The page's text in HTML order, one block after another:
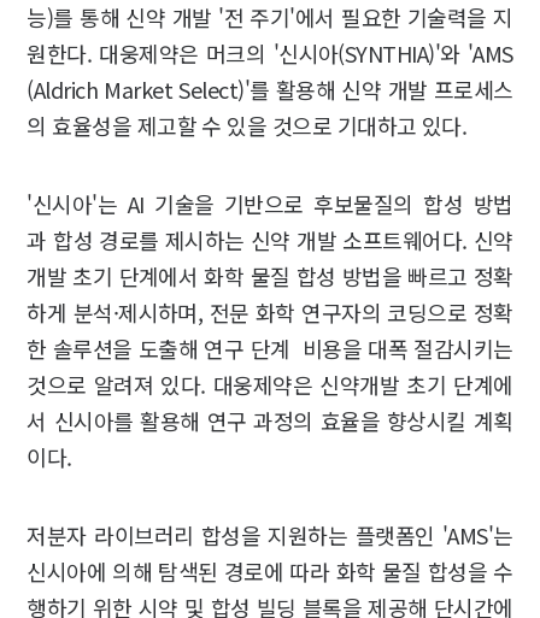
능)를 통해 신약 개발 '전 주기'에서 필요한 기술력을 지
원한다. 대웅제약은 머크의 '신시아(SYNTHIA)'와 'AMS
(Aldrich Market Select)'를 활용해 신약 개발 프로세스
의 효율성을 제고할 수 있을 것으로 기대하고 있다.
'신시아'는 AI 기술을 기반으로 후보물질의 합성 방법
과 합성 경로를 제시하는 신약 개발 소프트웨어다. 신약
개발 초기 단계에서 화학 물질 합성 방법을 빠르고 정확
하게 분석·제시하며, 전문 화학 연구자의 코딩으로 정확
한 솔루션을 도출해 연구 단계 비용을 대폭 절감시키는
것으로 알려져 있다. 대웅제약은 신약개발 초기 단계에
서 신시아를 활용해 연구 과정의 효율을 향상시킬 계획
이다.
저분자 라이브러리 합성을 지원하는 플랫폼인 'AMS'는
신시아에 의해 탐색된 경로에 따라 화학 물질 합성을 수
행하기 위한 시약 및 합성 빌딩 블록을 제공해 단시간에